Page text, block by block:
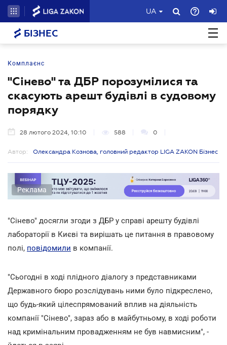
UA
БІЗНЕС
Комплаєнс
"Сінево" та ДБР порозумілися та
скасують арешт будівлі в судовому
порядку
28 лютого 2024, 10:10 588 0
Автор: Олександра Кознова, головний редактор LIGA ZAKON Бізнес
Реклама
"Сінево" досягли згоди з ДБР у справі арешту будівлі
лабораторії в Києві та вирішать це питання в правовому
полі, повідомили в компанії.
"Сьогодні в ході плідного діалогу з представниками
Державного бюро розслідувань ними було підкреслено,
що будь-який цілеспрямований вплив на діяльність
компанії "Сінево", зараз або в майбутньому, в ході роботи
над кримінальним провадженням не був навмисним", -